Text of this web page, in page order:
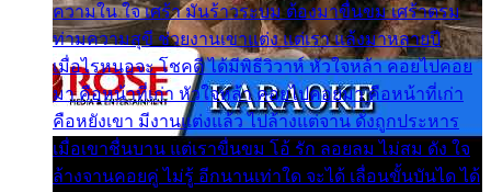
ความใน ใจ เศร้า มันร้าวระบม ต้องมาขื่นขม เศร้าตรม
ท่ามความสุขี ช่วยงานเขาแต่ง แต่เรา แล้งมาหลายปี
เมื่อไรหนอจะ โชคดี ได้มีพิธีวิวาห์ หัวใจหล้า คอยไปคอย
มา คือหน้าที่เก่า หัวใจหล้า คอยไปคอยมา คือหน้าที่เก่า
คือหยังเขา มีงานแต่งแล้ว ไปล้างแต่จาน ดั่งถูกประหาร
เมื่อเขาชื่นบาน แต่เราขื่นขม โอ้ รัก ลอยลม ไม่สม ดัง ใจ
ล้างจานคอยคู่ ไม่รู้ อีกนานเท่าใด จะได้ เลื่อนขั้นบันได ได้